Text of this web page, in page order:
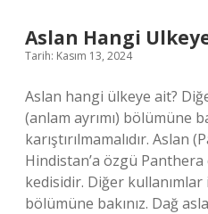
Aslan Hangi
Tarih: Kasım 13, 2024
Aslan hangi ülkeye ait?
(anlam ayrımı) bölümüne
karıştırılmamalıdır. Aslan
Hindistan’a özgü
kedisidir. Diğer kullanımlar
bölümüne bakınız. Dağ